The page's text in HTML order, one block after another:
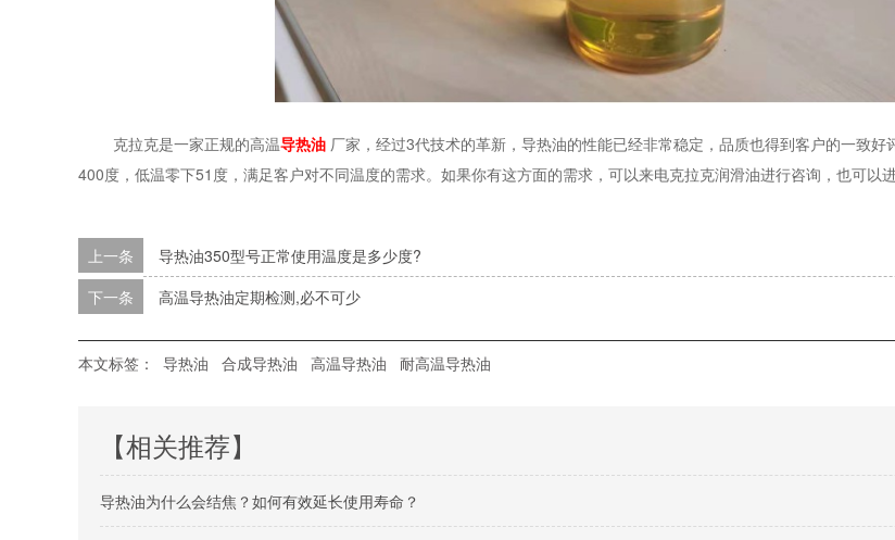
克拉克是一家正规的高温导热油 厂家，经过3代技术的革新，导热油的性能已经非常稳定，品质也得到客户的一致好
400度，低温零下51度，满足客户对不同温度的需求。如果你有这方面的需求，可以来电克拉克润滑油进行咨询，也可以
上一条
导热油350型号正常使用温度是多少度?
下一条 高温导热油定期检测,必不可少
本文标签： 导热油 合成导热油 高温导热油 耐高温导热油
【相关推荐】
导热油为什么会结焦？如何有效延长使用寿命？